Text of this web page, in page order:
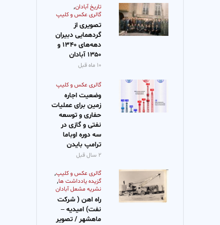
تاریخ آبادان,
گالری عکس و کلیپ
تصویری از
گردهمایی دبیران
دهه‌‌‌های ۱۳۴۰ و
۱۳۵۰ آبادان
۱۰ ماه قبل
گالری عکس و کلیپ
وضعیت اجاره
زمین برای عملیات
حفاری و توسعه
نفتی و گازی در
سه دوره اوباما
ترامپ بایدن
۲ سال قبل
گالری عکس و کلیپ,
گزیده یادداشت ها,
نشریه مشعل آبادان
راه اهن ( شرکت
نفت) امیدیه –
ماهشهر / تصویر